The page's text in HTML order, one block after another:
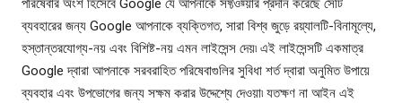
পরিষেবার অংশ হিসেবে Google যে আপনাকে সফ্টওয়্য়ার প্রদান করেছে সেটি
ব্যবহারের জন্য Google আপনাকে ব্যক্তিগত, সারা বিশ্ব জুড়ে রয়্যালটি-বিনামূল্যে,
হস্তান্তরযোগ্য-নয় এবং বিশিষ্ট-নয় এমন লাইসেন্স দেয়৷ এই লাইসেন্সটি একমাত্র
Google দ্বারা আপনাকে সরবরাহিত পরিষেবাগুলির সুবিধা শর্ত দ্বারা অনুমিত উপায়ে
ব্যবহার এবং উপভোগের জন্য সক্ষম করার উদ্দেশ্যে দেওয়া৷ যতক্ষণ না আইন এই